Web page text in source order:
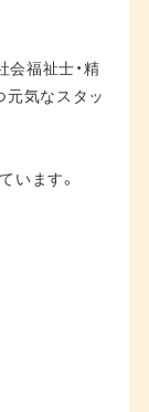
会福祉士・精
元気なスタッ
います。